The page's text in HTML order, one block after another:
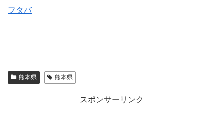
フタバ
熊本県 熊本県
スポンサーリンク